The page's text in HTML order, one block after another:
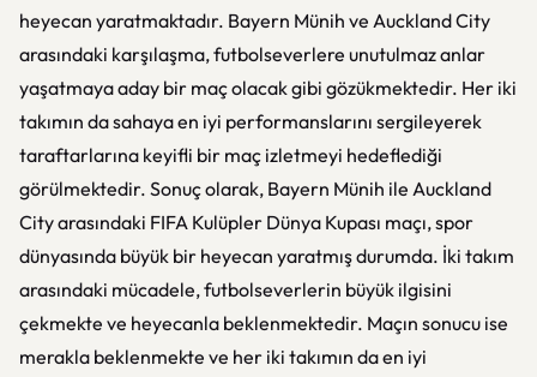
heyecan yaratmaktadır. Bayern Münih ve Auckland City
arasındaki karşılaşma, futbolseverlere unutulmaz anlar
yaşatmaya aday bir maç olacak gibi gözükmektedir. Her iki
takımın da sahaya en iyi performanslarını sergileyerek
taraftarlarına keyifli bir maç izletmeyi hedeflediği
görülmektedir. Sonuç olarak, Bayern Münih ile Auckland
City arasındaki FIFA Kulüpler Dünya Kupası maçı, spor
dünyasında büyük bir heyecan yaratmış durumda. İki takım
arasındaki mücadele, futbolseverlerin büyük ilgisini
çekmekte ve heyecanla beklenmektedir. Maçın sonucu ise
merakla beklenmekte ve her iki takımın da en iyi